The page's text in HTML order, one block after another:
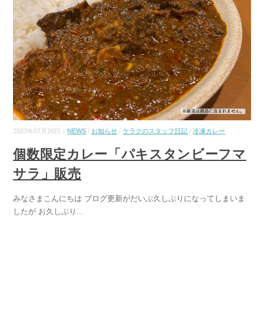
2023年07月26日｜ NEWS / お知らせ /ケラクのスタッフ日記 /冷凍カレー
個数限定カレー「パキスタンビーフマ
サラ」販売
みなさまこんにちは ブログ更新がだいぶ久しぶりになってしまいま
したが お久しぶり